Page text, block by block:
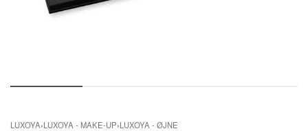
LUXOYA›LUXOYA - MAKE-UP›LUXOYA - ØJNE